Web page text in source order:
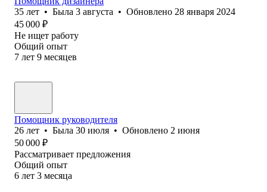
35 лет • Была 3 августа • Обновлено 28 января 2024
45 000 ₽
Не ищет работу
Общий опыт
7 лет 9 месяцев
Помощник руководителя
26 лет • Была 30 июля • Обновлено 2 июня
50 000 ₽
Рассматривает предложения
Общий опыт
6 лет 3 месяца